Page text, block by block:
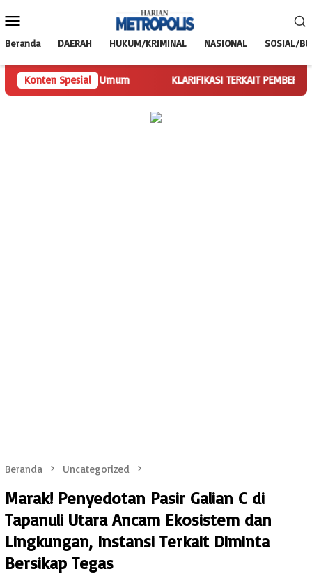
ke
Mobile
Beranda DAERAH HUKUM/KRIMINAL NASIONAL SOSIAL/
Konten Spesial
Tugas Ketua Umum KLARIFIKASI TERKAIT PEMBERITAAN
Beranda Uncategorized
Marak! Penyedotan Pasir Galian C di
Tapanuli Utara Ancam Ekosistem dan
Lingkungan, Instansi Terkait Diminta
Bersikap Tegas